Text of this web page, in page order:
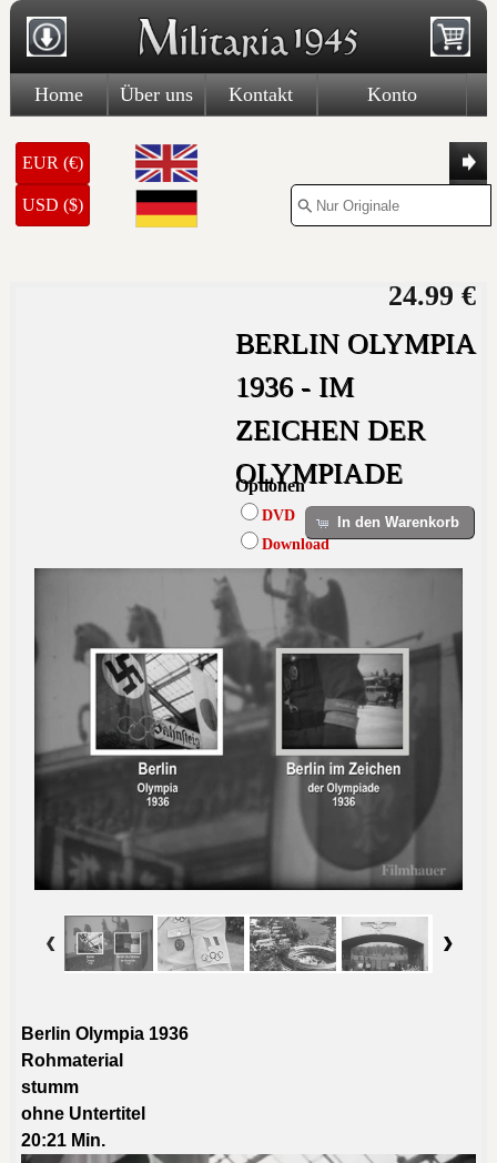
Home Über uns Kontakt Konto
EUR (€)
USD ($)
24.99 €
BERLIN OLYMPIA
1936 - IM
ZEICHEN DER
OLYMPIADE
In den Warenkorb
Optionen
DVD
Download
Berlin Olympia 1936
Rohmaterial
stumm
ohne Untertitel
20:21Min.